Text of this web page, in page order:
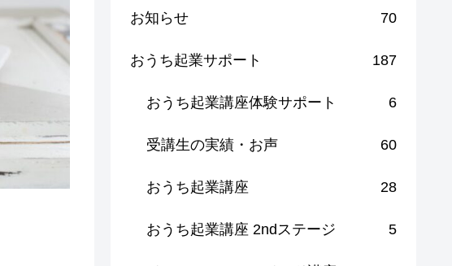
お知らせ 70
おうち起業サポート 187
おうち起業講座体験サポート 6
受講生の実績・お声 60
おうち起業講座 28
おうち起業講座 2ndステージ 5